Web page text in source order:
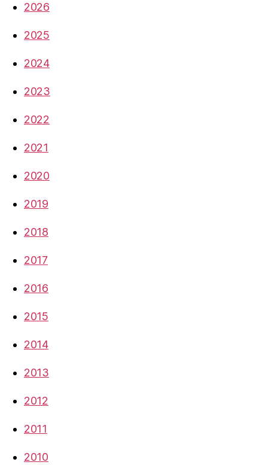
2026
2025
2024
2023
2022
2021
2020
2019
2018
2017
2016
2015
2014
2013
2012
2011
2010